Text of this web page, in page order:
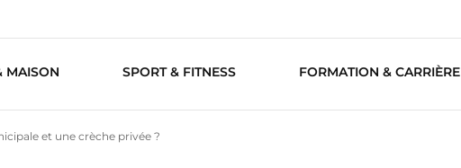
MAISON SPORT & FITNESS FORMATION & CARRIÈRE
et une crèche privée ?